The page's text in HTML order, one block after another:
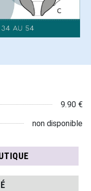
9.90 €
non disponible